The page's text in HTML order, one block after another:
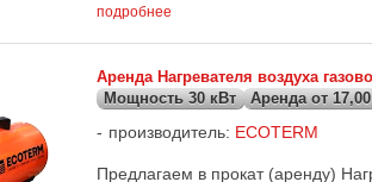
подробнее
Аренда Нагревателя воздуха
Мощность 30 кВт
Аренда от
производитель: ECOTERM
Предлагаем в прокат (аренду)